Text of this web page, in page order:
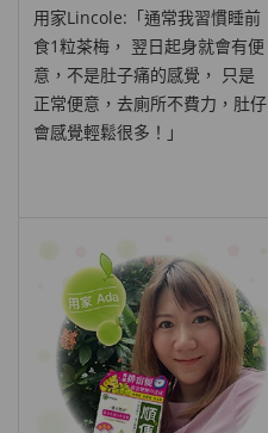
用家Lincole:「通常我習慣睡前
食1粒茶梅， 翌日起身就會有便
意，不是肚子痛的感覺， 只是
正常便意，去廁所不費力，肚仔
會感覺輕鬆很多！」